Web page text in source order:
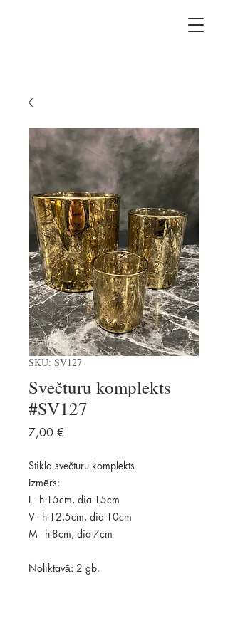
SKU: SV127
Svečturu komplekts
#SV127
7,00 €
Stikla svečturu komplekts
Izmērs:
L - h-15cm, dia-15cm
V - h-12,5cm, dia-10cm
M - h-8cm, dia-7cm
Noliktavā: 2 gb.